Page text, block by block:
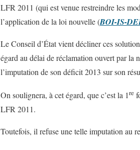
LFR 2011 (qui est venue restreindre les
l’application de la loi nouvelle (BOI-IS-
Le Conseil d’État vient décliner ces
égard au délai de réclamation ouvert par la
l’imputation de son déficit 2013 sur son
On soulignera, à cet égard, que c’est la 1re
LFR 2011.
Toutefois, il refuse une telle imputation au